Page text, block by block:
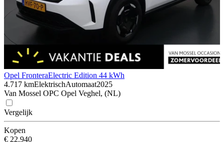
Opel FronteraElectric Edition 44 kWh
4.717 kmElektrischAutomaat2025
Van Mossel OPC Opel Veghel, (NL)
Vergelijk
Kopen
€ 22.940